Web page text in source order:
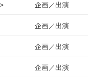
企画 出演
企画 出演
企画 出演
企画 出演